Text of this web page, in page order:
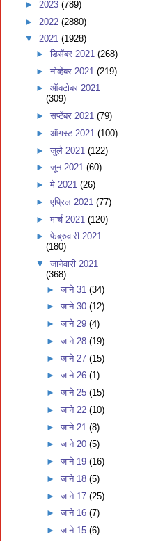
► 2023 (789)
► 2022 (2880)
▼ 2021 (1928)
► डिसेंबर 2021 (268)
► नोव्हेंबर 2021 (219)
► ऑक्टोबर 2021
(309)
► सप्टेंबर 2021 (79)
► ऑगस्ट 2021 (100)
► जुलै 2021 (122)
► जून 2021 (60)
► मे 2021 (26)
► एप्रिल 2021 (77)
► मार्च 2021 (120)
► फेब्रुवारी 2021
(180)
▼ जानेवारी 2021
(368)
►जाने 31(34)
►जाने 30(12)
►जाने 29(4)
►जाने 28(19)
►जाने 27(15)
►जाने 26(1)
►जाने 25(15)
►जाने 22(10)
►जाने 21(8)
►जाने 20(5)
►जाने 19(16)
►जाने 18(5)
►जाने 17(25)
►जाने 16(7)
►जाने 15(6)